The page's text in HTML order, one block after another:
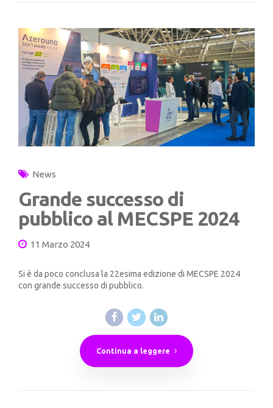
News
Grande successo di
pubblico al MECSPE 2024
11 Marzo 2024
Si è da poco conclusa la 22esima edizione di MECSPE 2024
con grande successo di pubblico.
Continua a leggere